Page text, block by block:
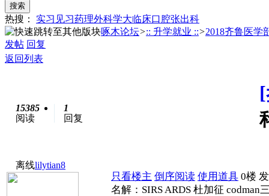
搜索
热搜： 实习 见习药理外科学大临床口腔张出科
啄木论坛>:: 升学就业 ::>2018齐鲁医学
发帖 回复
返回列表
15385
阅读
1
回复
离线lilytian8
只看楼主 倒序阅读 使用道具 0楼
名解：SIRS ARDS 杜加征 codman